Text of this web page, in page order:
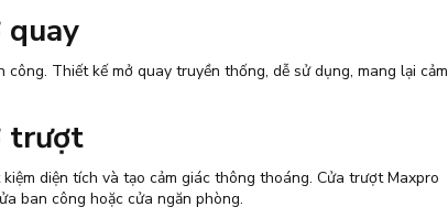
quay
Thiết kế mở quay truyền thống, dễ sử dụng, mang lại cảm
trượt
diện tích và tạo cảm giác thông thoáng. Cửa trượt Maxpro
ban công hoặc cửa ngăn phòng.